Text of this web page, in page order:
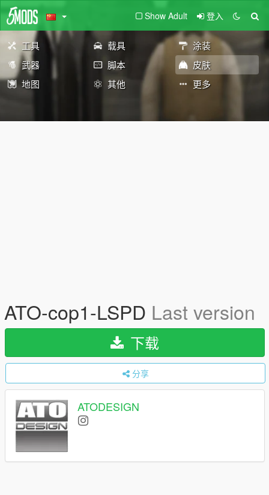
Show Adult 登入
工具 载具
涂装
武器
脚本
皮肤
地图
其他 更多
ATO-cop1-LSPD Last version
下载
分享
ATODESIGN